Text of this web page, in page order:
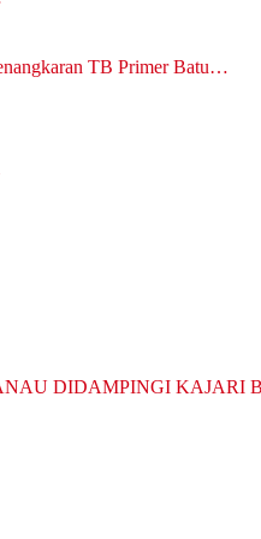
TB Primer Batu…
DIDAMPINGI KAJARI